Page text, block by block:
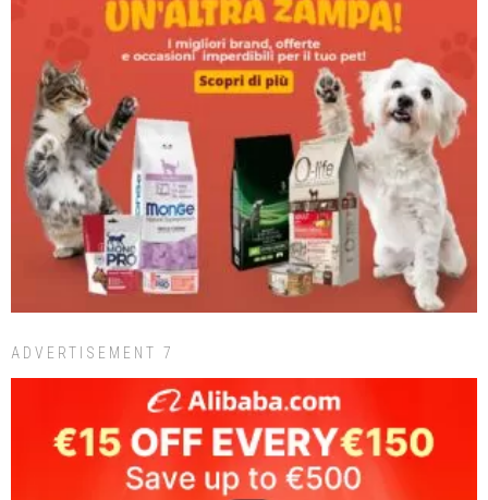
ADVERTISEMENT 7